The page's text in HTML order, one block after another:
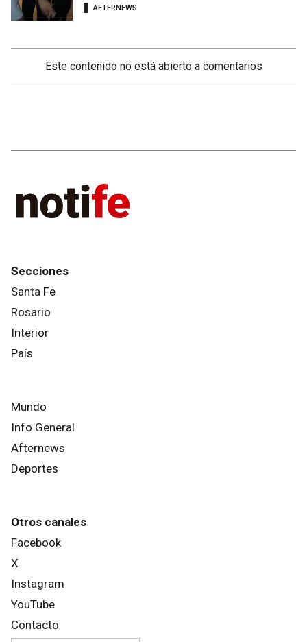
AFTERNEWS
Este contenido no está abierto a comentarios
Secciones
Santa Fe
Rosario
Interior
País
Mundo
Info General
Afternews
Deportes
Otros canales
Facebook
X
Instagram
YouTube
Contacto